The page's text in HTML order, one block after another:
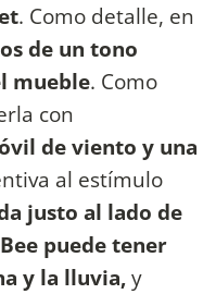
. Como detalle, en
de un tono
mueble. Como
con
de viento y una
al estímulo
justo al lado de
puede tener
y la lluvia,y